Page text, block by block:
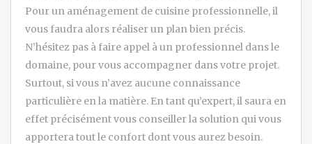
Pour un aménagement de cuisine professionnelle, il
vous faudra alors réaliser un plan bien précis.
N’hésitez pas à faire appel à un professionnel dans le
domaine, pour vous accompagner dans votre projet.
Surtout, si vous n’avez aucune connaissance
particulière en la matière. En tant qu’expert, il saura en
effet précisément vous conseiller la solution qui vous
apportera tout le confort dont vous aurez besoin.